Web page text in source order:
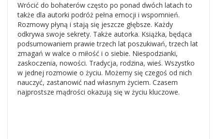
Wrócić do bohaterów często po ponad dwóch latach to
także dla autorki podróż pełna emocji i wspomnień.
Rozmowy płyną i stają się jeszcze głębsze. Każdy
odkrywa swoje sekrety. Także autorka. Książka, będąca
podsumowaniem prawie trzech lat poszukiwań, trzech lat
zmagań w walce o miłość i o siebie. Niespodzianki,
zaskoczenia, nowości. Tradycja, rodzina, wieś. Wszystko
w jednej rozmowie o życiu. Możemy się czegoś od nich
nauczyć, zastanowić nad własnym życiem. Czasem
najprostsze mądrości okazują się w życiu kluczowe.